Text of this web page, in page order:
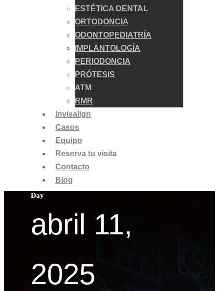
ESTÉTICA DENTAL
ORTODONCIA
ODONTOPEDIATRÍA
IMPLANTOLOGÍA
PERIODONCIA
PRÓTESIS
ATM
RMR
Invisalign
Casos
Equipo
Reserva tu visita
Contacto
Blog
Day
abril 11,
2025